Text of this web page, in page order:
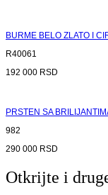
BURME BELO ZLATO I
R40061
192 000 RSD
PRSTEN SA
982
290 000 RSD
Otkrijte i